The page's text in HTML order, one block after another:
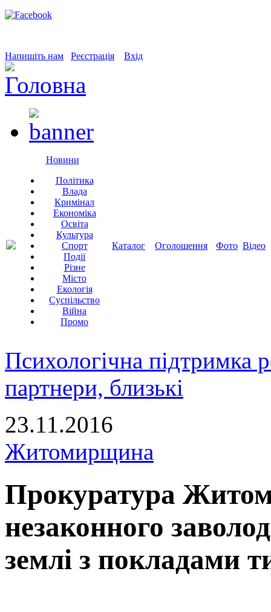
Напишіть нам Реєстрація Вхід
Новини
Політика
Влада
Кримінал
Економіка
Освіта
Культура
Спорт
Події
Різне
Місто
Екологія
Суспільство
Війна
Промо
Каталог Оголошення Фото Відео
Психологічна підтримка
партнери, близькі
23.11.2016
Житомирщина
Прокуратура
незаконного
землі з покладами